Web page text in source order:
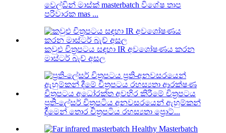
වෙල්ඩින් මාස්ක් masterbatch විශේෂ තාප
පරිවාරක mas ...
කවුළු චිත්‍රපටය සඳහා IR අවශෝෂණය කරන
මාස්ටර් බැච් අසල
ප්‍රති-ලේසර් චිත්‍රපටිය අනවසරයෙන් ඇහුම්කන්
දීමෙන් තොර චිත්‍රපටිය රහස්‍යතා ප්‍රොට්...